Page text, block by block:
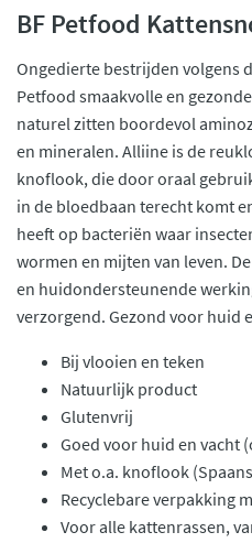
BF Petfood
Ongedierte bestrijden volgens
Petfood smaakvolle en
naturel zitten boordevol
en mineralen. Alliine is de
knoflook, die door oraal
in de bloedbaan terecht komt
heeft op bacteriën waar
wormen en mijten van leven.
en huidondersteunende
verzorgend. Gezond voor huid
Bij vlooien en teken
Natuurlijk product
Glutenvrij
Goed voor huid en vacht
Met o.a. knoflook
Recyclebare verpakking
Voor alle kattenrassen,